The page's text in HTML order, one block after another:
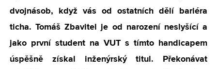
dvojnásob, když vás od ostatních dělí bariéra
ticha. Tomáš Zbavitel je od narození neslyšící a
jako první student na VUT s tímto handicapem
úspěšně získal inženýrský titul. Překonávat